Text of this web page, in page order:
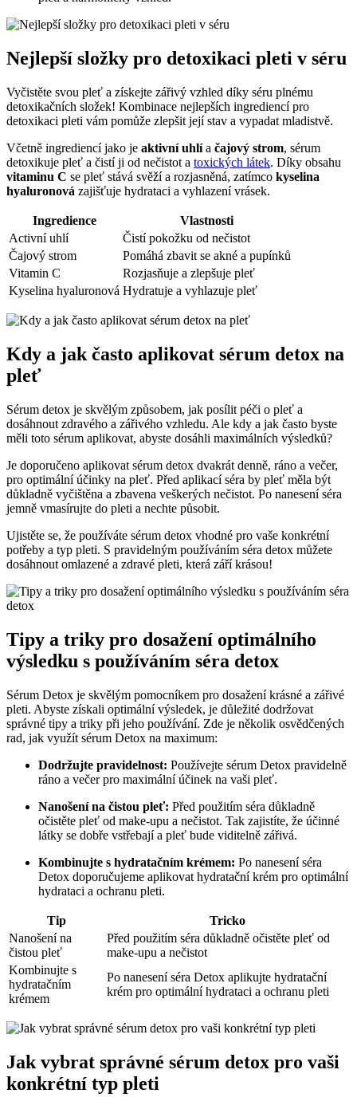
Nejlepší složky pro detoxikaci pleti v séru
Vyčistěte svou pleť a získejte zářivý vzhled díky séru plnému
detoxikačních složek! Kombinace nejlepších ingrediencí pro
detoxikaci pleti vám pomůže zlepšit její stav a vypadat mladistvě.
Včetně ingrediencí jako je aktivní uhlía čajový strom, sérum
detoxikuje pleť a čistí ji od nečistot a toxických látek. Díky obsahu
vitaminu C se pleť stává svěží a rozjasněná, zatímco kyselina
hyaluronová zajišťuje hydrataci a vyhlazení vrásek.
Ingredience
Vlastnosti
Activní uhlí
Čistí pokožku od nečistot
Čajový strom
Pomáhá zbavit se akné a pupínků
Vitamin C
Rozjasňuje a zlepšuje pleť
Kyselina hyaluronová Hydratuje a vyhlazuje pleť
Kdy a jak často aplikovat sérum detox na
pleť
Sérum detox je skvělým způsobem, jak posílit péči o pleť a
dosáhnout zdravého a zářivého vzhledu. Ale kdy a jak často byste
měli toto sérum aplikovat, abyste dosáhli maximálních výsledků?
Je doporučeno aplikovat sérum detox dvakrát denně, ráno a večer,
pro optimální účinky na pleť. Před aplikací séra by pleť měla být
důkladně vyčištěna a zbavena veškerých nečistot. Po nanesení séra
jemně vmasírujte do pleti a nechte působit.
Ujistěte se, že používáte sérum detox vhodné pro vaše konkrétní
potřeby a typ pleti. S pravidelným používáním séra detox můžete
dosáhnout omlazené a zdravé pleti, která září krásou!
Tipy a triky pro dosažení optimálního
výsledku s používáním séra detox
Sérum Detox je skvělým pomocníkem pro dosažení krásné a zářivé
pleti. Abyste získali optimální výsledek, je důležité dodržovat
správné tipy a triky při jeho používání. Zde je několik osvědčených
rad, jak využít sérum Detox na maximum:
Dodržujte pravidelnost: Používejte sérum Detox pravidelně
ráno a večer pro maximální účinek na vaši pleť.
Nanošení na čistou pleť: Před použitím séra důkladně
očistěte pleť od make-upu a nečistot. Tak zajistíte, že účinné
látky se dobře vstřebají a pleť bude viditelně zářivá.
Kombinujte s hydratačním krémem: Po nanesení séra
Detox doporučujeme aplikovat hydratační krém pro optimální
hydrataci a ochranu pleti.
Tip
Tricko
Nanošení na
čistou pleť
Před použitím séra důkladně očistěte pleť od
make-upu a nečistot
Kombinujte s
hydratačním
krémem
Po nanesení séra Detox aplikujte hydratační
krém pro optimální hydrataci a ochranu pleti
Jak vybrat správné sérum detox pro vaši
konkrétní typ pleti